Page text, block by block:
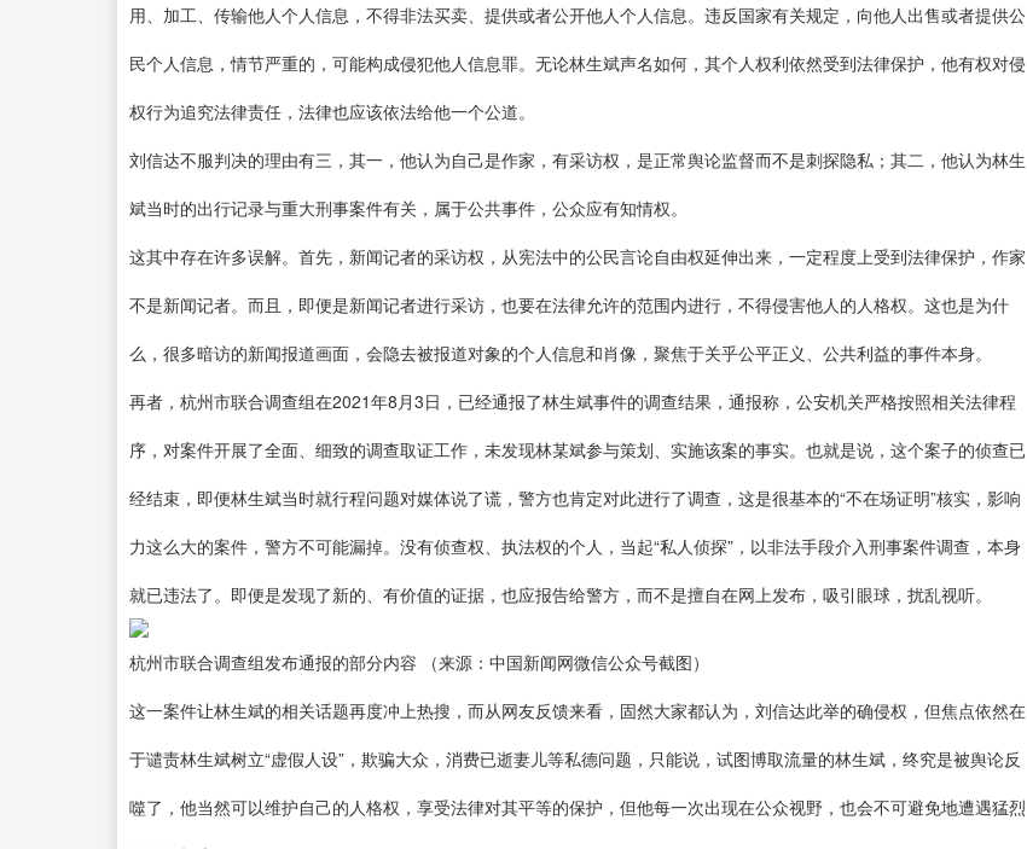
用、加工、传输他人个人信息，不得非法买卖、提供或者公开他人个人信息。违反国家有关规定，向他人出售或者提供公
民个人信息，情节严重的，可能构成侵犯他人信息罪。无论林生斌声名如何，其个人权利依然受到法律保护，他有权对侵
权行为追究法律责任，法律也应该依法给他一个公道。
刘信达不服判决的理由有三，其一，他认为自己是作家，有采访权，是正常舆论监督而不是刺探隐私；其二，他认为林生
斌当时的出行记录与重大刑事案件有关，属于公共事件，公众应有知情权。
这其中存在许多误解。首先，新闻记者的采访权，从宪法中的公民言论自由权延伸出来，一定程度上受到法律保护，作家
不是新闻记者。而且，即便是新闻记者进行采访，也要在法律允许的范围内进行，不得侵害他人的人格权。这也是为什
么，很多暗访的新闻报道画面，会隐去被报道对象的个人信息和肖像，聚焦于关乎公平正义、公共利益的事件本身。
再者，杭州市联合调查组在2021年8月3日，已经通报了林生斌事件的调查结果，通报称，公安机关严格按照相关法律程
序，对案件开展了全面、细致的调查取证工作，未发现林某斌参与策划、实施该案的事实。也就是说，这个案子的侦查已
经结束，即便林生斌当时就行程问题对媒体说了谎，警方也肯定对此进行了调查，这是很基本的“不在场证明”核实，影响
力这么大的案件，警方不可能漏掉。没有侦查权、执法权的个人，当起“私人侦探”，以非法手段介入刑事案件调查，本身
就已违法了。即便是发现了新的、有价值的证据，也应报告给警方，而不是擅自在网上发布，吸引眼球，扰乱视听。
杭州市联合调查组发布通报的部分内容 （来源：中国新闻网微信公众号截图）
这一案件让林生斌的相关话题再度冲上热搜，而从网友反馈来看，固然大家都认为，刘信达此举的确侵权，但焦点依然在
于谴责林生斌树立“虚假人设”，欺骗大众，消费已逝妻儿等私德问题，只能说，试图博取流量的林生斌，终究是被舆论反
噬了，他当然可以维护自己的人格权，享受法律对其平等的保护，但他每一次出现在公众视野，也会不可避免地遭遇猛烈